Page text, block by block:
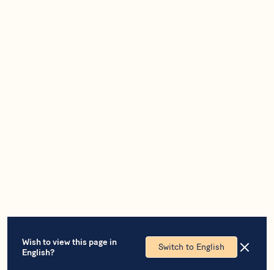
Wish to view this page in
English?
Switch to English